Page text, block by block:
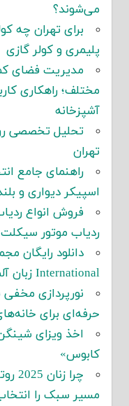
می‌شوند؟
برای تهران چه
پلیمری و کولر گازی
مدیریت فضای
مختلف؛ راهکاری
آشپزخانه
تحلیل تخصصی
تهران
راهنمای جامع
اسپیکر دیواری و
فروش انواع
ردیاب موتور
International زبان آلمانی
حرفه‌ای برای
اخذ ویزای
کابوس»
مسیر سبک را